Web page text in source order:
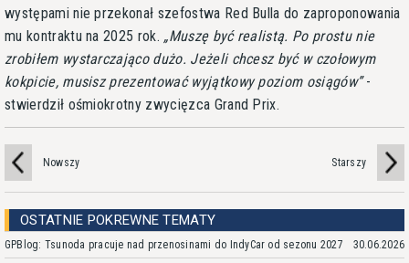
występami nie przekonał szefostwa Red Bulla do zaproponowania
mu kontraktu na 2025 rok.
Muszę być realistą. Po prostu nie
zrobiłem wystarczająco dużo. Jeżeli chcesz być w czołowym
kokpicie, musisz prezentować wyjątkowy poziom osiągów -
stwierdził ośmiokrotny zwycięzca Grand Prix.
Nowszy Starszy
OSTATNIE POKREWNE TEMATY
GPBlog: Tsunoda pracuje nad przenosinami do IndyCar od sezonu 2027 30.06.2026